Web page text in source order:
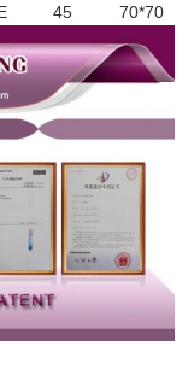
45 70*70